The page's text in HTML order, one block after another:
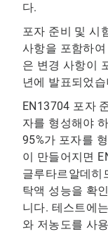
다.
포자 준비 및 시
사항을 포함하
은 변경 사항이
년에 발표되었
EN13704 포자
자를 형성해야
95%가 포자를
이 만들어지면
글루타르알데히
탁액 성능을 확
니다. 테스트에
와 저농도를 사